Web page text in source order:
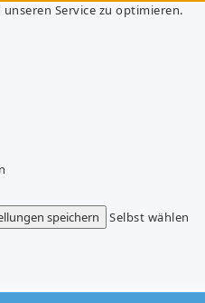
Service zu optimieren.
speichern
Selbst wählen